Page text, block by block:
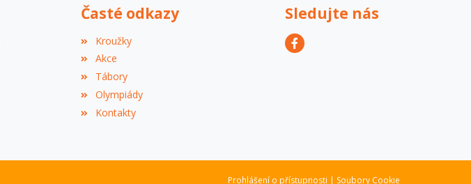
Časté odkazy
Kroužky
Akce
Tábory
Olympiády
Kontakty
Sledujte nás
Prohlášení o přístupnosti | Soubory Cookie